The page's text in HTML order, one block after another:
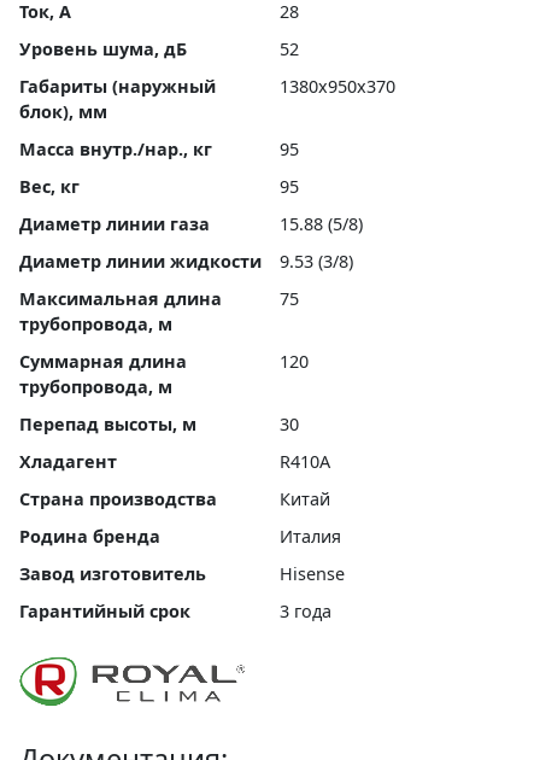
Ток, А
28
Уровень шума, дБ
52
Габариты (наружный
блок), мм
1380x950x370
Масса внутр./нар., кг
95
Вес, кг
95
Диаметр линии газа
15.88 (5/8)
Диаметр линии жидкости
9.53 (3/8)
Максимальная длина
трубопровода, м
75
Суммарная длина
трубопровода, м
120
Перепад высоты, м
30
Хладагент
R410A
Страна производства
Китай
Родина бренда
Италия
Завод изготовитель
Hisense
Гарантийный срок
3 года